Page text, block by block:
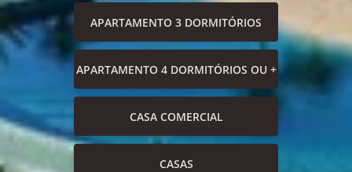
APARTAMENTO 3 DORMITÓRIOS
APARTAMENTO 4 DORMITÓRIOS OU +
CASA COMERCIAL
CASAS